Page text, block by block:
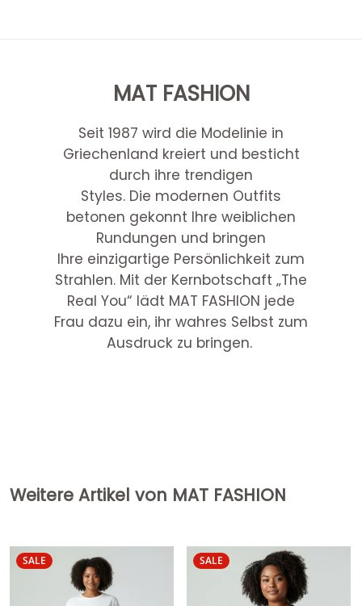
MAT FASHION
Seit 1987 wird die Modelinie in
Griechenland kreiert und besticht
durch ihre trendigen
Styles. Die modernen Outfits
betonen gekonnt Ihre weiblichen
Rundungen und bringen
Ihre einzigartige Persönlichkeit zum
Strahlen. Mit der Kernbotschaft „The
Real You“ lädt MAT FASHION jede
Frau dazu ein, ihr wahres Selbst zum
Ausdruck zu bringen.
Weitere Artikel von MAT FASHION
SALE SALE